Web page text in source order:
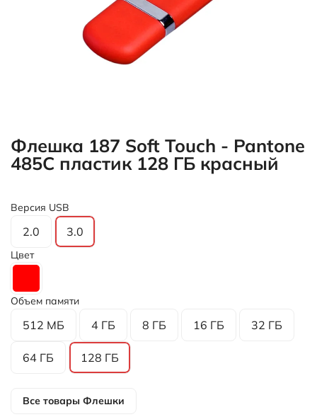
Флешка 187 Soft Touch - Pantone
485C пластик 128 ГБ красный
Версия USB
2.0 3.0
Цвет
Объем памяти
512 МБ 4 ГБ 8 ГБ 16 ГБ 32 ГБ
64 ГБ 128 ГБ
Все товары Флешки